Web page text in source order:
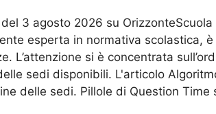
3 agosto 2026 su
esperta in normativa scolastica,
L’attenzione si è concentrata
sedi disponibili. L'articolo
delle sedi. Pillole di Question